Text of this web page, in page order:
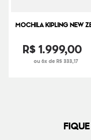
MOCHILA KIPLING NEW
R$1.999,00
ou 6x de R$ 333,17